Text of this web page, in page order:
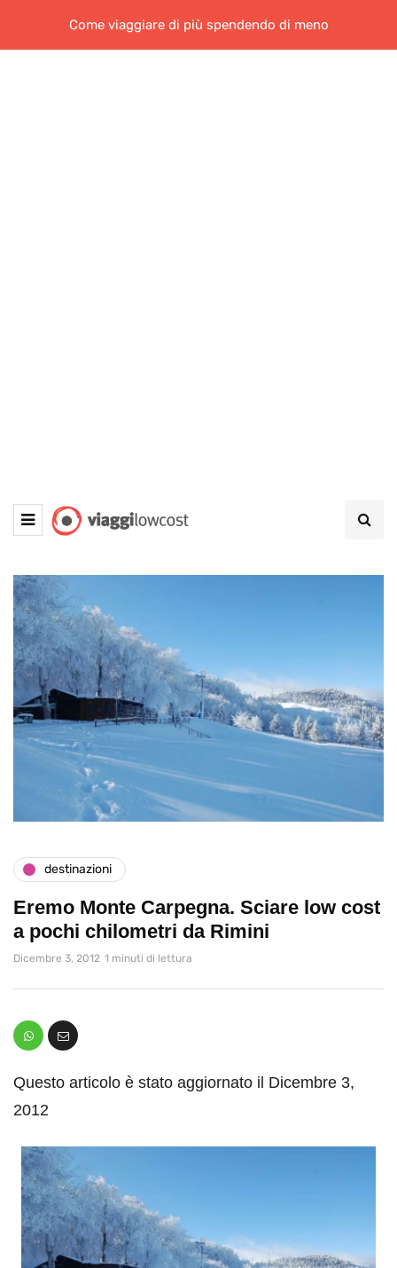
Come viaggiare di più spendendo di meno
destinazioni
Eremo Monte Carpegna. Sciare low cost
a pochi chilometri da Rimini
Dicembre 3, 2012 1 minuti di lettura
Questo articolo è stato aggiornato il Dicembre 3,
2012